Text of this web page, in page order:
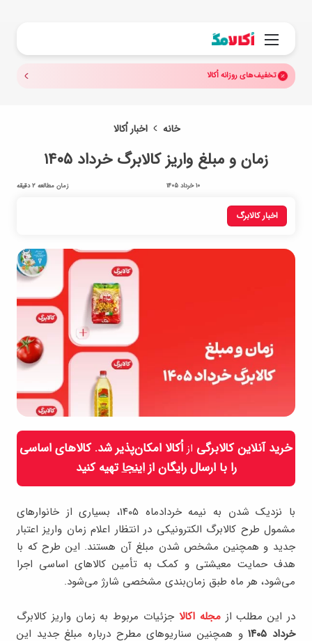
منو
تخفیف‌های روزانه اُکالا
خانه اخبار اُکالا
اخبار کالابرگ
زمان و مبلغ واریز کالابرگ خرداد ۱۴۰۵
10 خرداد 1405 زمان مطالعه 2 دقیقه
خرید آنلاین کالابرگی از اُکالا امکان‌پذیر شد. کالاهای اساسی
را با ارسال رایگان ازاینجاتهیه کنید
با نزدیک شدن به نیمه خردادماه ۱۴۰۵، بسیاری از خانوارهای
مشمول طرح کالابرگ الکترونیکی در انتظار اعلام زمان واریز اعتبار
جدید و همچنین مشخص شدن مبلغ آن هستند. این طرح که با
هدف حمایت معیشتی و کمک به تأمین کالاهای اساسی اجرا
می‌شود، هر ماه طبق زمان‌بندی مشخصی شارژ می‌شود.
در این مطلب ازمجله اکالا جزئیات مربوط به زمان واریز کالابرگ
خرداد ۱۴۰۵
و همچنین سناریوهای مطرح درباره مبلغ جدید این